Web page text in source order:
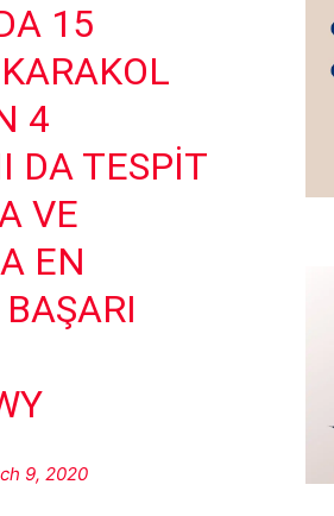
15
4
DA TESPIT
VE
EN
9, 2020